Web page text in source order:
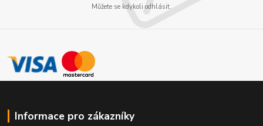
Můžete se kdykoli odhlásit.
Informace pro zákazníky